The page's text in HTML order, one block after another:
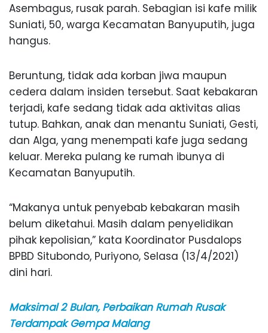
Asembagus, rusak parah. Sebagian isi kafe milik
Suniati, 50, warga Kecamatan Banyuputih, juga
hangus.
Beruntung, tidak ada korban jiwa maupun
cedera dalam insiden tersebut. Saat kebakaran
terjadi, kafe sedang tidak ada aktivitas alias
tutup. Bahkan, anak dan menantu Suniati, Gesti,
dan Alga, yang menempati kafe juga sedang
keluar. Mereka pulang ke rumah ibunya di
Kecamatan Banyuputih.
“Makanya untuk penyebab kebakaran masih
belum diketahui. Masih dalam penyelidikan
pihak kepolisian,” kata Koordinator Pusdalops
BPBD Situbondo, Puriyono, Selasa (13/4/2021)
dini hari.
Maksimal 2 Bulan, Perbaikan Rumah Rusak
Terdampak Gempa Malang